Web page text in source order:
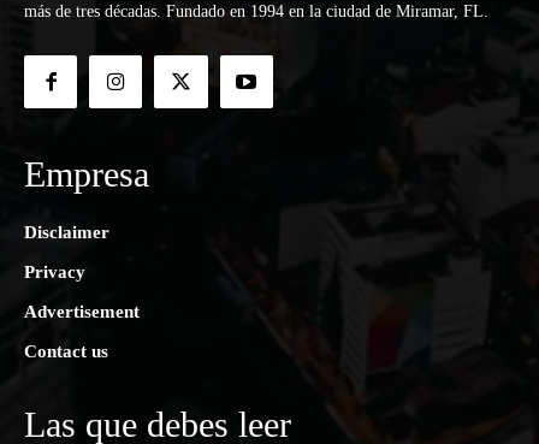
más de tres décadas. Fundado en 1994 en la ciudad de Miramar, FL.
Empresa
Disclaimer
Privacy
Advertisement
Contact us
Las que debes leer